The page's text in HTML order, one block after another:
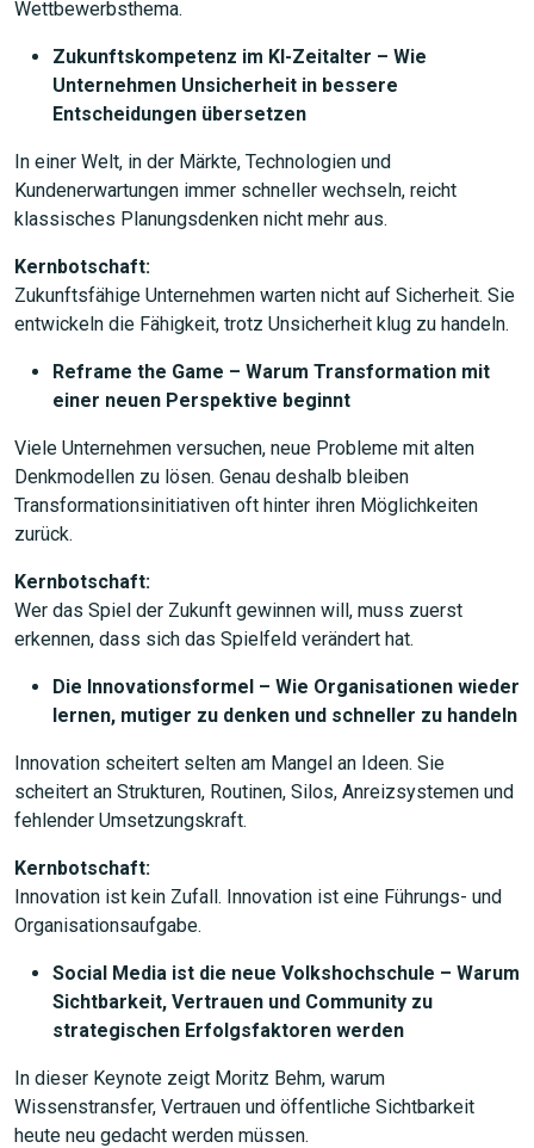
Wettbewerbsthema.
Zukunftskompetenz im KI-Zeitalter – Wie
Unternehmen Unsicherheit in bessere
Entscheidungen übersetzen
In einer Welt, in der Märkte, Technologien und
Kundenerwartungen immer schneller wechseln, reicht
klassisches Planungsdenken nicht mehr aus.
Kernbotschaft:
Zukunftsfähige Unternehmen warten nicht auf Sicherheit. Sie
entwickeln die Fähigkeit, trotz Unsicherheit klug zu handeln.
Reframe the Game – Warum Transformation mit
einer neuen Perspektive beginnt
Viele Unternehmen versuchen, neue Probleme mit alten
Denkmodellen zu lösen. Genau deshalb bleiben
Transformationsinitiativen oft hinter ihren Möglichkeiten
zurück.
Kernbotschaft:
Wer das Spiel der Zukunft gewinnen will, muss zuerst
erkennen, dass sich das Spielfeld verändert hat.
Die Innovationsformel – Wie Organisationen wieder
lernen, mutiger zu denken und schneller zu handeln
Innovation scheitert selten am Mangel an Ideen. Sie
scheitert an Strukturen, Routinen, Silos, Anreizsystemen und
fehlender Umsetzungskraft.
Kernbotschaft:
Innovation ist kein Zufall. Innovation ist eine Führungs- und
Organisationsaufgabe.
Social Media ist die neue Volkshochschule – Warum
Sichtbarkeit, Vertrauen und Community zu
strategischen Erfolgsfaktoren werden
In dieser Keynote zeigt Moritz Behm, warum
Wissenstransfer, Vertrauen und öffentliche Sichtbarkeit
heute neu gedacht werden müssen.